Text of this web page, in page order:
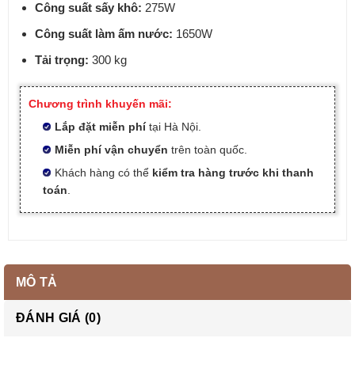
Công suất sấy khô: 275W
Công suất làm ấm nước: 1650W
Tải trọng: 300 kg
Chương trình khuyến mãi:
Lắp đặt miễn phítại Hà Nội.
Miễn phí vận chuyển trên toàn quốc.
Khách hàng có thể kiểm tra hàng trước khi thanh
toán
MÔ TẢ
ĐÁNH GIÁ (0)